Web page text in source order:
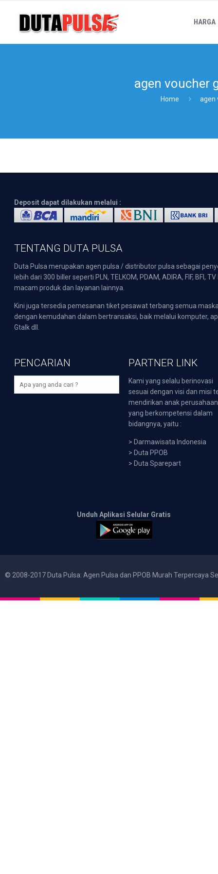
HARGA
agen voucher
Home agen
Deposit dapat dilakukan melalui :
TENTANG DUTA PULSA
Duta Pulsa merupakan agen pulsa / distributor pulsa sebagai
lebih dari 300 biller seperti PLN, TELKOM, PDAM, ADIRA, FIF,
macam produk dan layanan lainnya.
Kini juga tersedia pemesanan tiket pesawat terbang semua
dengan kemudahan dalam bertransaksi, baik melalui komputer,
Gtalk dll.
PENCARIAN PARTNER LINK
Kami yang selalu berinovasi
sesuai dengan visi dan misi
mendirikan anak perusahaan
yang berkompetensi dalam
bidangnya, yaitu :
> Darmawisata Indonesia
> Duta PPOB
> Duta Sparepart
Unduh Aplikasi Selular Gratis
© 2008-2017 Duta Pulsa: Agen Pulsa dan PPOB Murah Terpercaya